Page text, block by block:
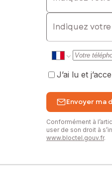
E-mail
J’ai lu et
Envoyer ma
Conformément à
user de son droit à
www.bloctel.gouv.fr.